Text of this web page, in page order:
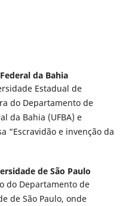
da Bahia
Estadual de
do Departamento de
da Bahia (UFBA) e
“Escravidão e invenção da
de São Paulo
do Departamento de
de São Paulo, onde